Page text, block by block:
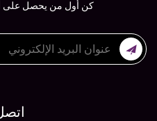
كن أول من يحصل على